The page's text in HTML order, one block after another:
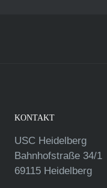
KONTAKT
USC Heidelberg
Bahnhofstraße 34/1
69115 Heidelberg